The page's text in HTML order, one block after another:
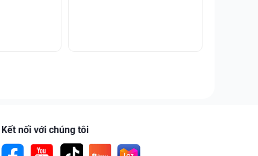
Kết nối với chúng tôi